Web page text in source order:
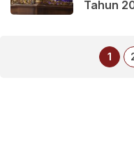
Tahun
1